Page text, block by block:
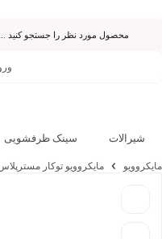
شیرالات سینک ظرفشویی
مایکروویو مایکروویو توکار